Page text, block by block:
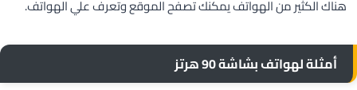
هناك الكثير من الهواتف يمكنك تصفح الموقع وتعرف علي الهواتف.
أمثلة لهواتف بشاشة90 هرتز